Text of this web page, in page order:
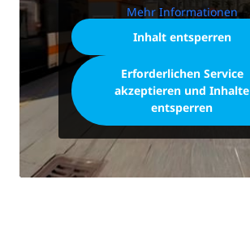
Mehr Informationen
Inhalt entsperren
Erforderlichen Service
akzeptieren und Inhalte
entsperren